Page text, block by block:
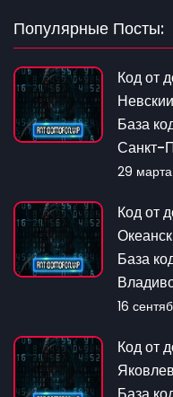
Популярные Посты:
Код от
База
Санкт-
29
Код от
База
16
Код от